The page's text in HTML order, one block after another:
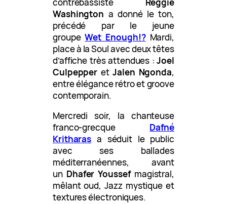
Washington a donné le ton,
précédé par le jeune
groupeWet Enough!?Mardi,
place à la Soul avec deux têtes
d’affiche très attendues :Joel
Culpepper etJalen Ngonda,
entre élégance rétro et groove
contemporain.
Mercredi soir, la chanteuse
franco-grecque Dafné
Kritharas a séduit le public
avec ses ballades
méditerranéennes, avant
un Dhafer Youssefmagistral,
mêlant oud, Jazz mystique et
textures électroniques.